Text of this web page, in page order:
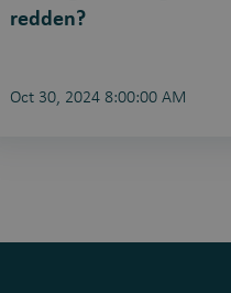
redden?
Oct 30, 2024 8:00:00 AM